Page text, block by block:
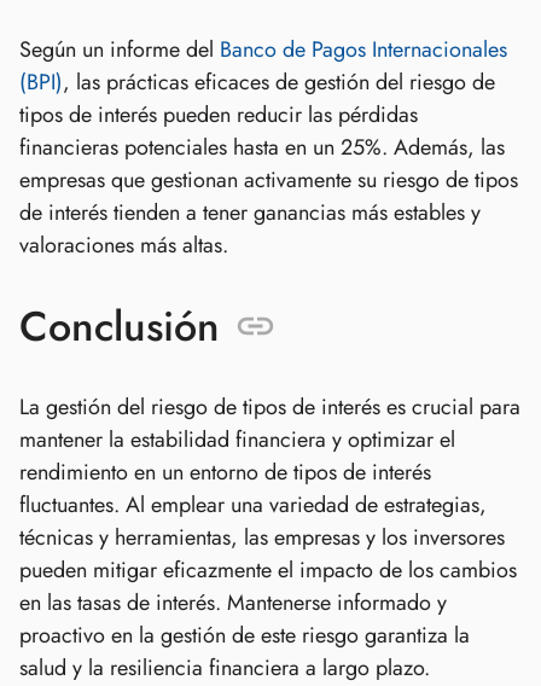
Según un informe del Banco de Pagos Internacionales
(BPI), las prácticas eficaces de gestión del riesgo de
tipos de interés pueden reducir las pérdidas
financieras potenciales hasta en un 25%. Además, las
empresas que gestionan activamente su riesgo de tipos
de interés tienden a tener ganancias más estables y
valoraciones más altas.
Conclusión
La gestión del riesgo de tipos de interés es crucial para
mantener la estabilidad financiera y optimizar el
rendimiento en un entorno de tipos de interés
fluctuantes. Al emplear una variedad de estrategias,
técnicas y herramientas, las empresas y los inversores
pueden mitigar eficazmente el impacto de los cambios
en las tasas de interés. Mantenerse informado y
proactivo en la gestión de este riesgo garantiza la
salud y la resiliencia financiera a largo plazo.